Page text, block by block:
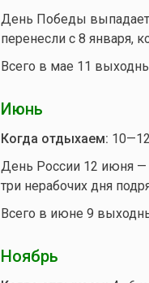
День Победы выпадает
перенесли с 8 января,
Всего в мае 11
Июнь
Когда отдыхаем:
День России 12 июня —
три нерабочих дня
Всего в июне 9
Ноябрь